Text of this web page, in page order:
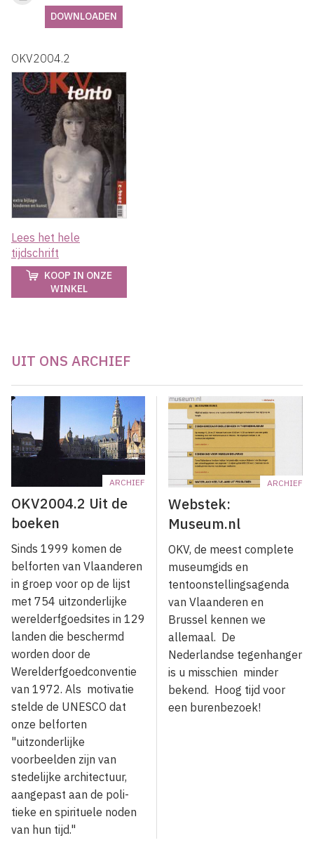
DOWNLOADEN
OKV2004.2
Lees het hele
tijdschrift
KOOP IN ONZE
WINKEL
UIT ONS ARCHIEF
ARCHIEF
OKV2004.2 Uit de
boeken
Sinds 1999 komen de
belforten van Vlaanderen
in groep voor op de lijst
met 754 uitzonderlijke
werelderfgoedsites in 129
landen die beschermd
worden door de
Werelderfgoedconventie
van 1972. Als moti­vatie
stelde de UNESCO dat
onze belforten
"uitzonderlijke
voorbeelden zijn van
stede­lijke architectuur,
aangepast aan de poli­
tieke en spirituele noden
van hun tijd."
ARCHIEF
Webstek:
Museum.nl
OKV, de meest complete
museumgids en
tentoonstellingsagenda
van Vlaanderen en
Brussel kennen we
allemaal. De
Nederlandse tegenhanger
is u misschien minder
bekend. Hoog tijd voor
een burenbezoek!